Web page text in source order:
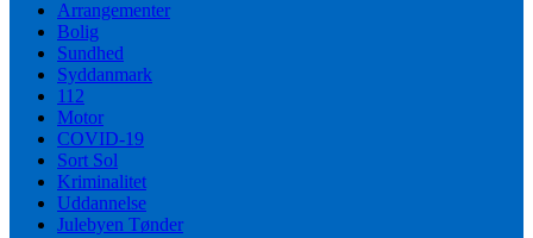
Arrangementer
Bolig
Sundhed
Syddanmark
112
Motor
COVID-19
Sort Sol
Kriminalitet
Uddannelse
Julebyen Tønder